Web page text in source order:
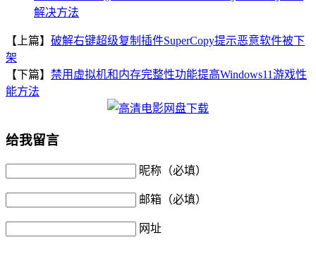
解决方法
【上篇】 破解右键超级复制插件SuperCopy提示恶意软件被下
架
【下篇】 禁用虚拟机和内存完整性功能提高Windows11游戏性
能方法
给我留言
昵称（必填）
邮箱（必填）
网址